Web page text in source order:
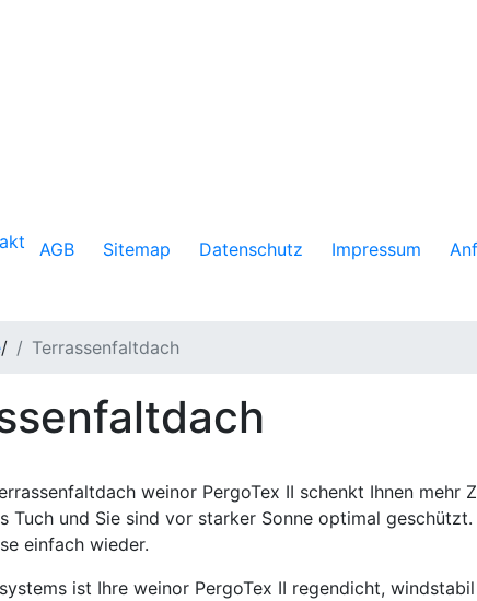
AGB Sitemap Datenschutz Impressum
/ Terrassenfaltdach
weinor PergoTex II schenkt Ihnen mehr
Tuch und Sie sind vor starker Sonne optimal
einfach wieder.
ist Ihre weinor PergoTex II regendicht,